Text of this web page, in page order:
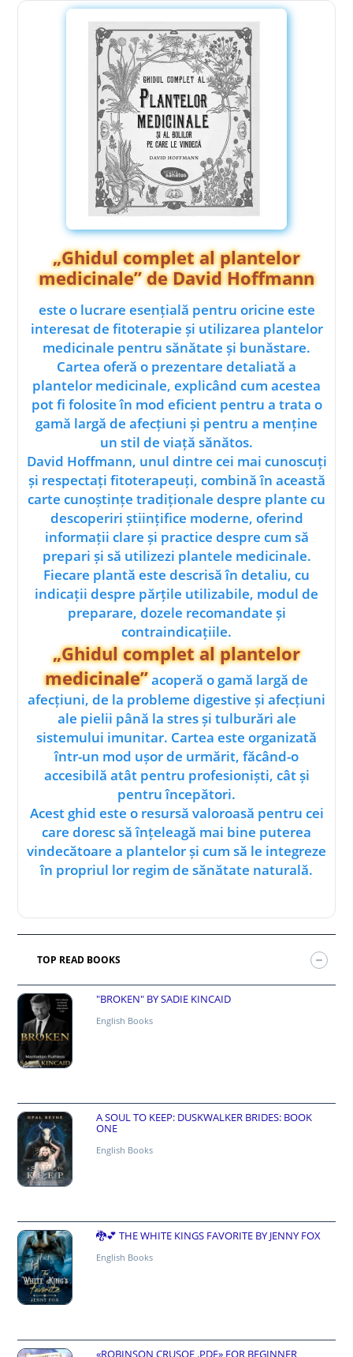
„Ghidul complet al plantelor
medicinale” de David Hoffmann
este o lucrare esențială pentru oricine este
interesat de fitoterapie și utilizarea plantelor
medicinale pentru sănătate și bunăstare.
Cartea oferă o prezentare detaliată a
plantelor medicinale, explicând cum acestea
pot fi folosite în mod eficient pentru a trata o
gamă largă de afecțiuni și pentru a menține
un stil de viață sănătos.
David Hoffmann, unul dintre cei mai cunoscuți
și respectați fitoterapeuți, combină în această
carte cunoștințe tradiționale despre plante cu
descoperiri științifice moderne, oferind
informații clare și practice despre cum să
prepari și să utilizezi plantele medicinale.
Fiecare plantă este descrisă în detaliu, cu
indicații despre părțile utilizabile, modul de
preparare, dozele recomandate și
contraindicațiile.
„Ghidul complet al plantelor
medicinale”acoperă o gamă largă de
afecțiuni, de la probleme digestive și afecțiuni
ale pielii până la stres și tulburări ale
sistemului imunitar. Cartea este organizată
într-un mod ușor de urmărit, făcând-o
accesibilă atât pentru profesioniști, cât și
pentru începători.
Acest ghid este o resursă valoroasă pentru cei
care doresc să înțeleagă mai bine puterea
vindecătoare a plantelor și cum să le integreze
în propriul lor regim de sănătate naturală.
TOP READ BOOKS
"BROKEN" BY SADIE KINCAID
English Books
A SOUL TO KEEP: DUSKWALKER BRIDES: BOOK
ONE
English Books
🐉💕 THE WHITE KINGS FAVORITE BY JENNY FOX
English Books
«ROBINSON CRUSOE .PDF» FOR BEGINNER